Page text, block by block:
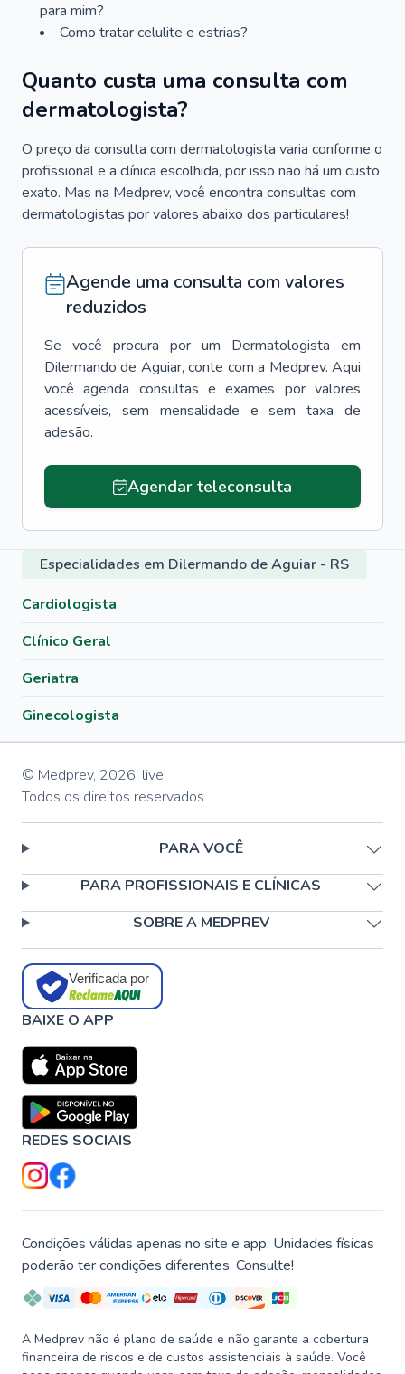
para mim?
Como tratar celulite e estrias?
Quanto custa uma consulta com
dermatologista?
O preço da consulta com dermatologista varia conforme o
profissional e a clínica escolhida, por isso não há um custo
exato. Mas na Medprev, você encontra consultas com
dermatologistas por valores abaixo dos particulares!
Agende uma consulta com valores
reduzidos
Se você procura por um Dermatologista em
Dilermando de Aguiar, conte com a Medprev. Aqui
você agenda consultas e exames por valores
acessíveis, sem mensalidade e sem taxa de
adesão.
Agendar teleconsulta
Especialidades em Dilermando de Aguiar - RS
Cardiologista
Clínico Geral
Geriatra
Ginecologista
© Medprev, 2026, live
Todos os direitos reservados
PARA VOCÊ
PARA PROFISSIONAIS E CLÍNICAS
SOBRE A MEDPREV
Verificada por
BAIXE O APP
REDES SOCIAIS
Condições válidas apenas no site e app. Unidades físicas
poderão ter condições diferentes. Consulte!
A Medprev não é plano de saúde e não garante a cobertura
financeira de riscos e de custos assistenciais à saúde. Você